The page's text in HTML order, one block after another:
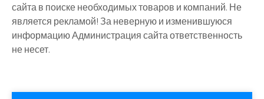
сайта в поиске необходимых товаров и компаний. Не
является рекламой! За неверную и изменившуюся
информацию Администрация сайта ответственность
не несет.